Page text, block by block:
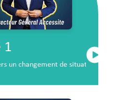
1
un changement de situation